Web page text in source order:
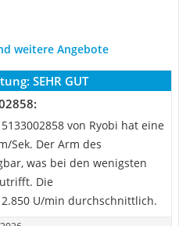
weitere Angebote
SEHR GUT
von Ryobi hat eine
Sek. Der Arm des
was bei den wenigsten
Die
U/min durchschnittlich.